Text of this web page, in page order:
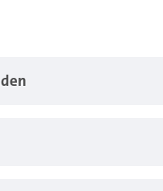
die zum
sowie Lehramt.